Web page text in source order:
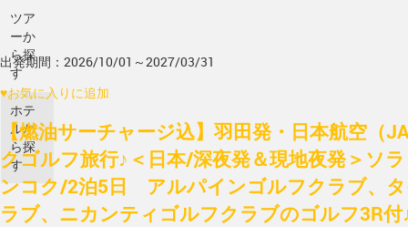
ツア
ーか
ら探
す
ホテ
ルか
ら探
す
出発期間：2026/10/01～2027/03/31
♥お気に入りに追加
【燃油サーチャージ込】羽田発・日本航空（
クゴルフ旅行♪＜日本/深夜発＆現地夜発＞ソ
ンコク/2泊5日 アルパインゴルフクラブ、
ラブ、ニカンティゴルフクラブのゴルフ3R付